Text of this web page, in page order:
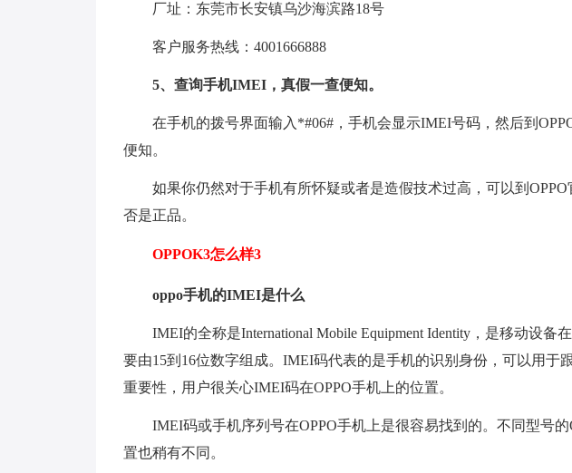
厂址：东莞市长安镇乌沙海滨路18号
客户服务热线：4001666888
5、查询手机IMEI，真假一查便知。
在手机的拨号界面输入*#06#，手机会显示IMEI号码，然后到
便知。
如果你仍然对于手机有所怀疑或者是造假技术过高，可以到
否是正品。
OPPOK3怎么样3
oppo手机的IMEI是什么
IMEI的全称是International Mobile Equipment Identity，是移动设备
要由15到16位数字组成。IMEI码代表的是手机的识别身份，可以用于
重要性，用户很关心IMEI码在OPPO手机上的位置。
IMEI码或手机序列号在OPPO手机上是很容易找到的。不同型号
置也稍有不同。